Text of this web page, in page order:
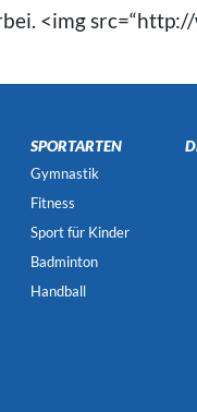
<img
SPORTARTEN
Gymnastik
Fitness
Sport für Kinder
Badminton
Handball